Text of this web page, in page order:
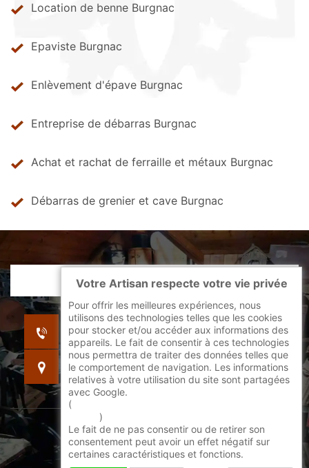
Location de benne Burgnac
Epaviste Burgnac
Enlèvement d'épave Burgnac
Entreprise de débarras Burgnac
Achat et rachat de ferraille et métaux Burgnac
Débarras de grenier et cave Burgnac
indisponible
indisponible
indisponible
©2022 - 2026 Tout droit réservé -
Mentions légales
Votre Artisan respecte votre vie privée
Pour offrir les meilleures expériences, nous
utilisons des technologies telles que les cookies
pour stocker et/ou accéder aux informations des
appareils. Le fait de consentir à ces technologies
nous permettra de traiter des données telles que
le comportement de navigation. Les informations
relatives à votre utilisation du site sont partagées
avec Google.
(
)
Le fait de ne pas consentir ou de retirer son
consentement peut avoir un effet négatif sur
certaines caractéristiques et fonctions.